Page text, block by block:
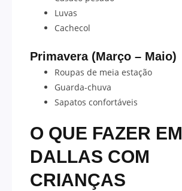
Luvas
Cachecol
Primavera (Março – Maio)
Roupas de meia estação
Guarda-chuva
Sapatos confortáveis
O QUE FAZER EM
DALLAS COM
CRIANÇAS